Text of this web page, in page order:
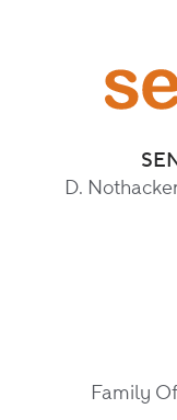
D.
Family